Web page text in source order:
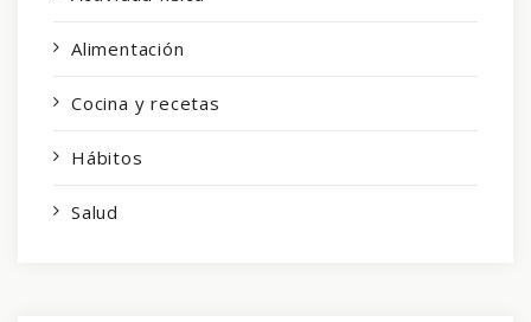
Alimentación
Cocina y recetas
Hábitos
Salud